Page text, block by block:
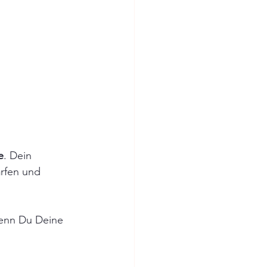
. Dein
und
Du Deine